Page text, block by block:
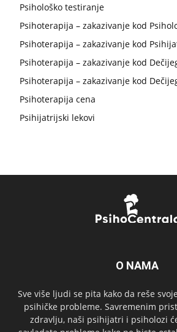
Psihološko testiranje
Psihoterapija – zakazivanje kod
Psihoterapija – zakazivanje kod
Psihoterapija – zakazivanje kod
Psihoterapija – zakazivanje kod
Psihoterapija cena
Psihijatrijski lekovi
O NAMA
Sve više ljudi se pita kako da reše
psihičke probleme. Savremenim
zdravlju, naši psihijatri i psiholozi